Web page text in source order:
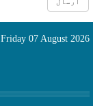
Friday 07 August 2026